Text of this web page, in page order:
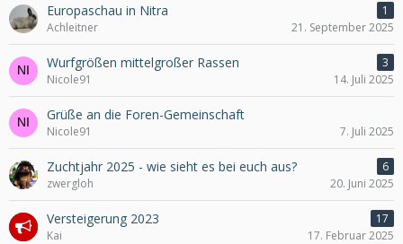
Europaschau in Nitra
1
Achleitner
21. September 2025
Wurfgrößen mittelgroßer Rassen
3
Nicole91
14. Juli 2025
Grüße an die Foren-Gemeinschaft
Nicole91 7. Juli 2025
Zuchtjahr 2025 - wie sieht es bei euch aus?
6
zwergloh
20. Juni 2025
Versteigerung 2023
17
Kai
17. Februar 2025